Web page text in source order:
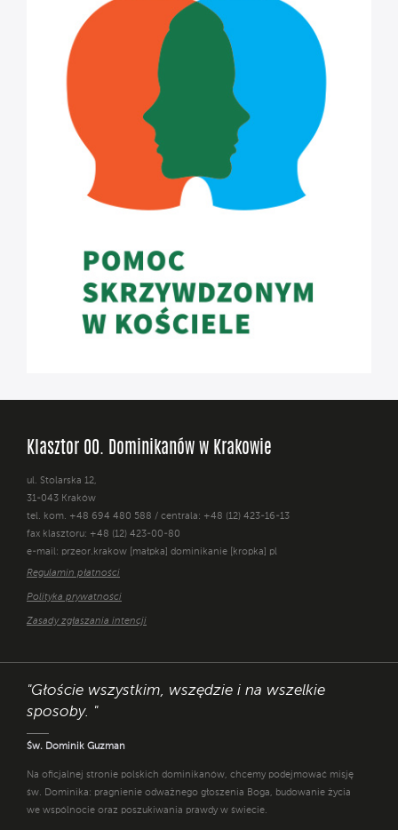
Klasztor OO. Dominikanów w Krakowie
ul. Stolarska 12,
31-043 Kraków
tel. kom. +48 694 480 588 / centrala: +48 (12) 423-16-13
fax klasztoru: +48 (12) 423-00-80
e-mail: przeor.krakow [małpka] dominikanie [kropka] pl
Regulamin płatności
Polityka prywatności
Zasady zgłaszania intencji
"Głoście wszystkim, wszędzie i na wszelkie
sposoby. "
Św. Dominik Guzman
Na oficjalnej stronie polskich dominikanów, chcemy podejmować misję
św. Dominika: pragnienie odważnego głoszenia Boga, budowanie życia
we wspólnocie oraz poszukiwania prawdy w świecie.